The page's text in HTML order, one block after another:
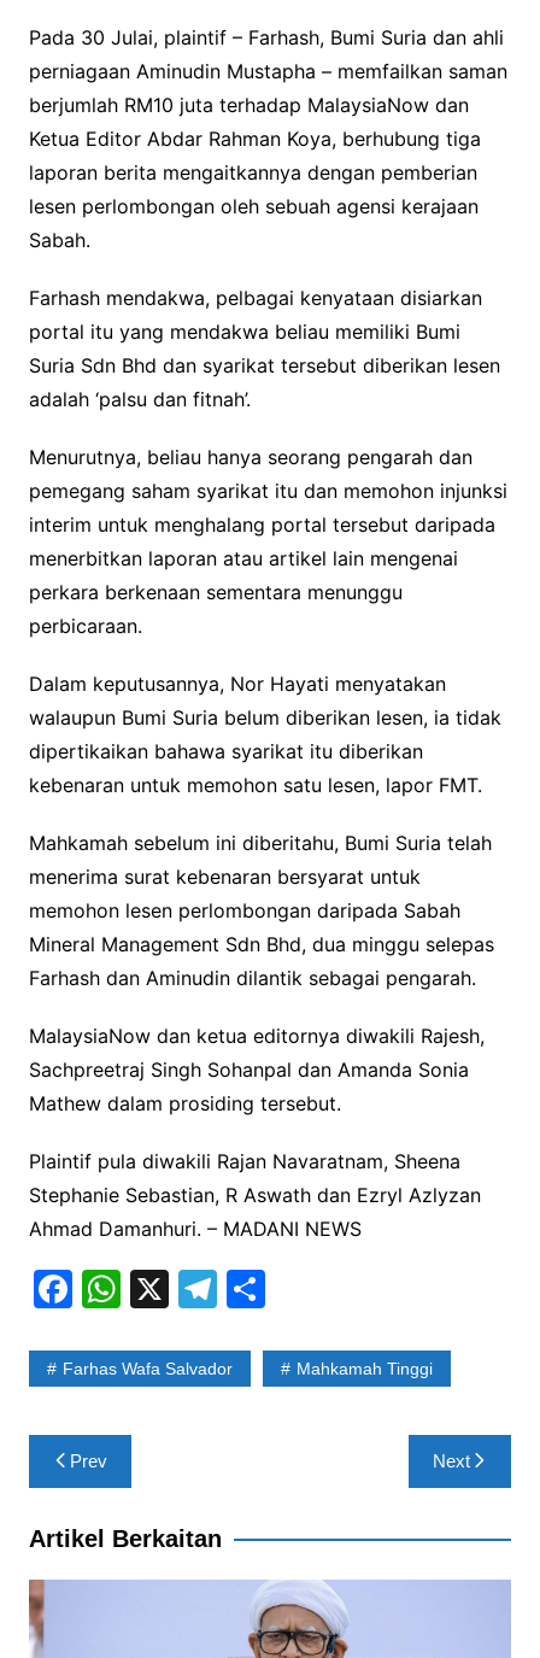
Pada 30 Julai, plaintif – Farhash, Bumi Suria dan ahli
perniagaan Aminudin Mustapha – memfailkan saman
berjumlah RM10 juta terhadap MalaysiaNow dan
Ketua Editor Abdar Rahman Koya, berhubung tiga
laporan berita mengaitkannya dengan pemberian
lesen perlombongan oleh sebuah agensi kerajaan
Sabah.
Farhash mendakwa, pelbagai kenyataan disiarkan
portal itu yang mendakwa beliau memiliki Bumi
Suria Sdn Bhd dan syarikat tersebut diberikan lesen
adalah ‘palsu dan fitnah’.
Menurutnya, beliau hanya seorang pengarah dan
pemegang saham syarikat itu dan memohon injunksi
interim untuk menghalang portal tersebut daripada
menerbitkan laporan atau artikel lain mengenai
perkara berkenaan sementara menunggu
perbicaraan.
Dalam keputusannya, Nor Hayati menyatakan
walaupun Bumi Suria belum diberikan lesen, ia tidak
dipertikaikan bahawa syarikat itu diberikan
kebenaran untuk memohon satu lesen, lapor FMT.
Mahkamah sebelum ini diberitahu, Bumi Suria telah
menerima surat kebenaran bersyarat untuk
memohon lesen perlombongan daripada Sabah
Mineral Management Sdn Bhd, dua minggu selepas
Farhash dan Aminudin dilantik sebagai pengarah.
MalaysiaNow dan ketua editornya diwakili Rajesh,
Sachpreetraj Singh Sohanpal dan Amanda Sonia
Mathew dalam prosiding tersebut.
Plaintif pula diwakili Rajan Navaratnam, Sheena
Stephanie Sebastian, R Aswath dan Ezryl Azlyzan
Ahmad Damanhuri. – MADANI NEWS
F
c
b
o
o
k
W
at
A
p
p
X T
e
S
ar
Farhas Wafa Salvador Mahkamah Tinggi
Post
navigation
Prev Next
Artikel Berkaitan